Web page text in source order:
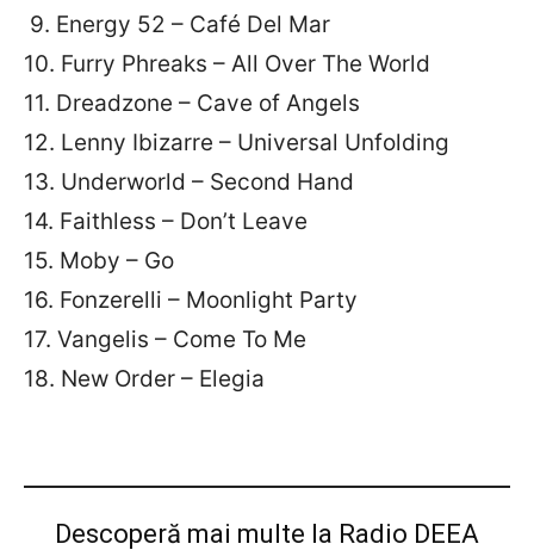
9. Energy 52 – Café Del Mar
10. Furry Phreaks – All Over The World
11. Dreadzone – Cave of Angels
12. Lenny Ibizarre – Universal Unfolding
13. Underworld – Second Hand
14. Faithless – Don’t Leave
15. Moby – Go
16. Fonzerelli – Moonlight Party
17. Vangelis – Come To Me
18. New Order – Elegia
Descoperă mai multe la Radio DEEA